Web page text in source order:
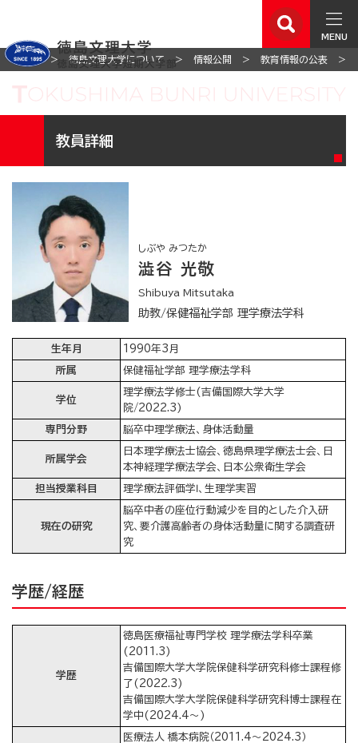
MENU
ホーム 徳島文理大学について 情報公開 教育情報の公表
教員詳細
しぶや みつたか
澁谷 光敬
Shibuya Mitsutaka
助教/保健福祉学部 理学療法学科
生年月 1990年3月
所属 保健福祉学部 理学療法学科
学位
理学療法学修士(吉備国際大学大学
院/2022.3)
専門分野 脳卒中理学療法、身体活動量
所属学会
日本理学療法士協会、徳島県理学療法士会、日
本神経理学療法学会、日本公衆衛生学会
担当授業科目 理学療法評価学Ⅰ、生理学実習
現在の研究
脳卒中者の座位行動減少を目的とした介入研
究、要介護高齢者の身体活動量に関する調査研
究
学歴/経歴
学歴
徳島医療福祉専門学校 理学療法学科卒業
(2011.3)
吉備国際大学大学院保健科学研究科修士課程修
了(2022.3)
吉備国際大学大学院保健科学研究科博士課程在
学中(2024.4～)
医療法人 橋本病院（2011.4～2024.3）